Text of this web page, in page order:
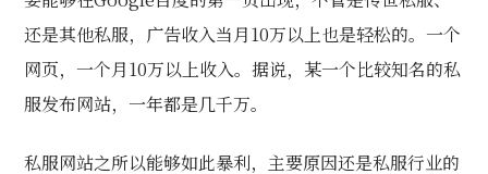
还是其他私服，广告收入当月10万以上也是轻松的。一个
网页，一个月10万以上收入。据说，某一个比较知名的私
服发布网站，一年都是几千万。
私服网站之所以能够如此暴利，主要原因还是私服行业的